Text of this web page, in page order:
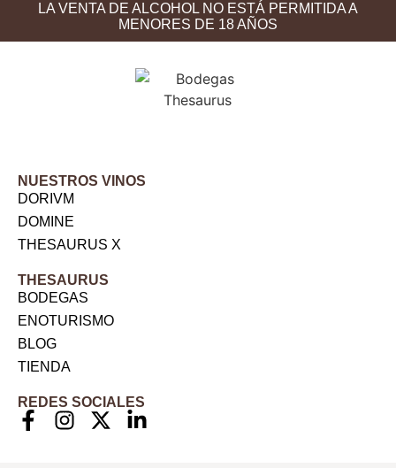
LA VENTA DE ALCOHOL NO ESTÁ PERMITIDA A
MENORES DE 18 AÑOS
NUESTROS VINOS
DORIVM
DOMINE
THESAURUS X
THESAURUS
BODEGAS
ENOTURISMO
BLOG
TIENDA
REDES SOCIALES